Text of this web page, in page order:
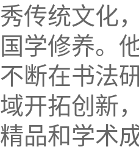
传统文化
学修养。
断在书法
开拓创新
品和学术